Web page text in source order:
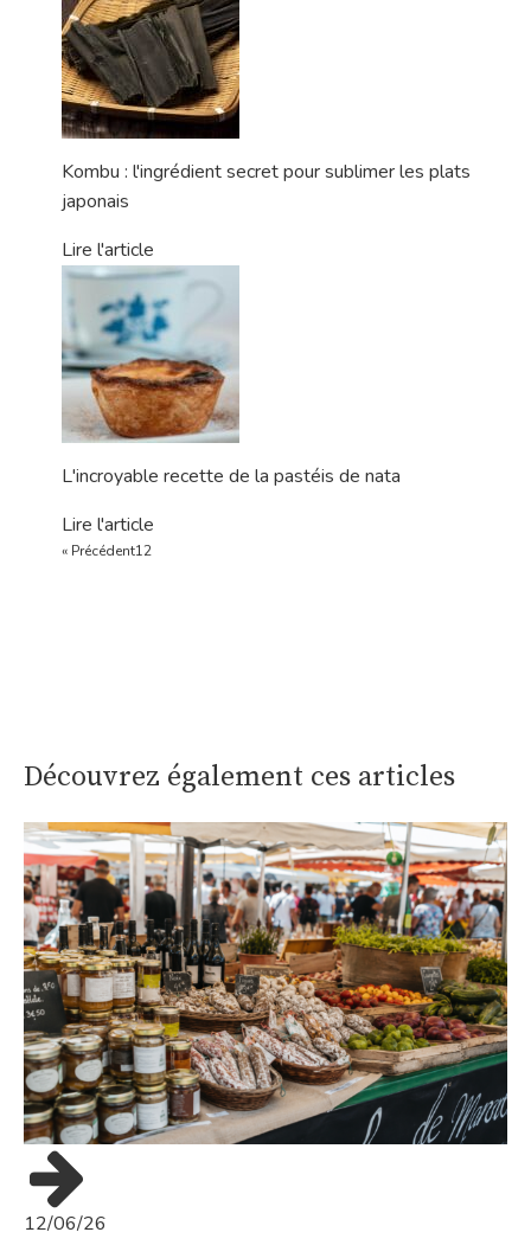
Kombu : l'ingrédient secret pour sublimer les plats
japonais
Lire l'article
L'incroyable recette de la pastéis de nata
Lire l'article
« Précédent12
Découvrez également ces articles
12/06/26